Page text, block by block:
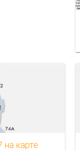
на карте